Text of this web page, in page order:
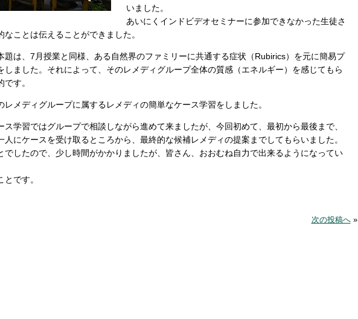
いました。
あいにくインドビデオセミナーに参加できなかった生徒さ
なことは伝えることができました。
題は、7月授業と同様、ある自然界のファミリーに共通する症状（Rubirics）を元に簡易プ
しました。それによって、そのレメディグループ全体の質感（エネルギー）を感じてもら
です。
レメディグループに属するレメディの簡単なケース学習をしました。
ス学習ではグループで相談しながら進めて来ましたが、今回初めて、最初から最後まで、
人にケースを受け取るところから、最終的な候補レメディの提案までしてもらいました。
でしたので、少し時間がかかりましたが、皆さん、おおむね自力で出来るようになってい
です。
次の投稿へ»